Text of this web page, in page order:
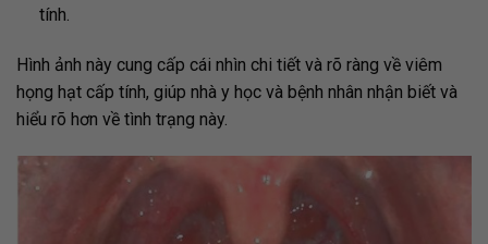
tính.
Hình ảnh này cung cấp cái nhìn chi tiết và rõ ràng về viêm
họng hạt cấp tính, giúp nhà y học và bệnh nhân nhận biết và
hiểu rõ hơn về tình trạng này.